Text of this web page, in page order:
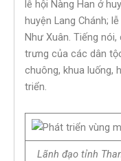
lễ hội Nàng Han ở
huyện Lang Chánh;
Như Xuân. Tiếng
trưng của các dân
chuông, khua luống,
triển.
Lãnh đạo tỉnh